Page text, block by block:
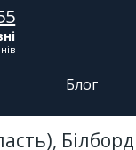
Блог